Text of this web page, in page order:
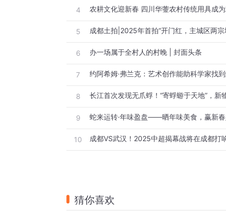
4
5 成都土拍|2025年首拍“开门红，主城区两
6 办一场属于全村人的村晚 | 封面头条
7
8
9 蛇来运转·年味盈盘——晒年味美食，赢新
10 成都VS武汉！2025中超揭幕战将在成都打
猜你喜欢